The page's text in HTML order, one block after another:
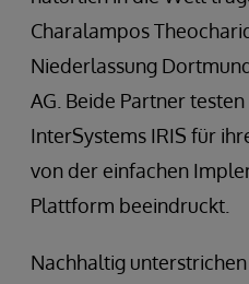
Charalampos
Niederlassung
AG. Beide Partner
InterSystems IRIS für
von der einfachen
Plattform beeindruckt.
Nachhaltig